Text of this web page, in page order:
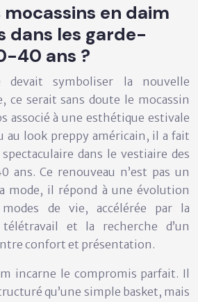
mocassins en daim
dans les garde-
40 ans ?
devait symboliser la nouvelle
ce serait sans doute le mocassin
associé à une esthétique estivale
au look preppy américain, il a fait
dans le vestiaire des
ans. Ce renouveau n’est pas un
mode, il répond à une évolution
de vie, accélérée par la
et la recherche d’un
confort et présentation.
incarne le compromis parfait. Il
qu’une simple basket, mais